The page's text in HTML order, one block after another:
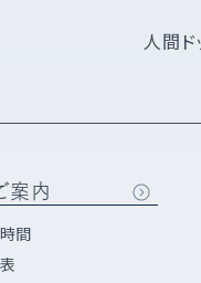
人間ド
案内
間